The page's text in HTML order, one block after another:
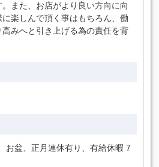
また、お店がより良い方向に向
楽しんで頂く事はもちろん、働
高みへと引き上げる為の責任を背
お盆、正月連休有り、有給休暇 7